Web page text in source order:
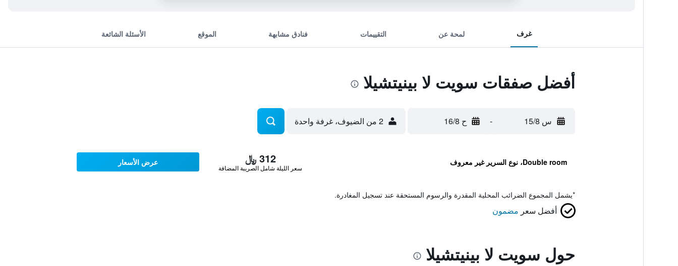
غرف لمحة عن التقييمات فنادق مشابهة الموقع الأسئلة الشائعة
أفضل صفقات سويت لا بينيتشيلا
س 15/8 - ح 16/8 2 من الضيوف، غرفة واحدة
Double room، نوع السرير غير معروف 312 ﷼
سعر الليلة شامل الصريبة المضافة
عرض الأسعار
*يشمل المجموع الضرائب المحلية المقدرة والرسوم المستحقة عند تسجيل المغادرة.
أفضل سعر مضمون
حول سويت لا بينيتشيلا